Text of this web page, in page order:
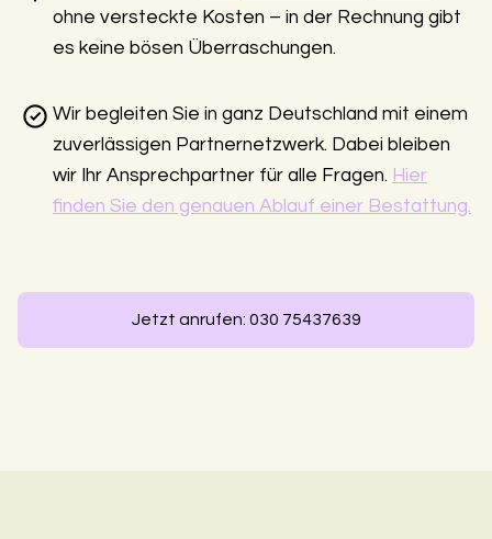
ohne versteckte Kosten – in der Rechnung gibt
es keine bösen Überraschungen.
Wir begleiten Sie in ganz Deutschland mit einem
zuverlässigen Partnernetzwerk. Dabei bleiben
wir Ihr Ansprechpartner für alle Fragen. Hier
finden Sie den genauen Ablauf einer Bestattung.
Jetzt anrufen: 030 75437639